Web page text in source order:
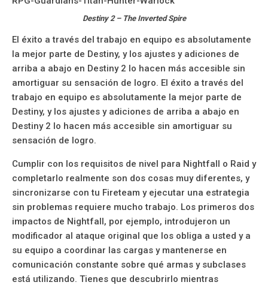
Destiny 2 – The Inverted Spire
El éxito a través del trabajo en equipo es absolutamente
la mejor parte de Destiny, y los ajustes y adiciones de
arriba a abajo en Destiny 2 lo hacen más accesible sin
amortiguar su sensación de logro. El éxito a través del
trabajo en equipo es absolutamente la mejor parte de
Destiny, y los ajustes y adiciones de arriba a abajo en
Destiny 2 lo hacen más accesible sin amortiguar su
sensación de logro.
Cumplir con los requisitos de nivel para Nightfall o Raid y
completarlo realmente son dos cosas muy diferentes, y
sincronizarse con tu Fireteam y ejecutar una estrategia
sin problemas requiere mucho trabajo. Los primeros dos
impactos de Nightfall, por ejemplo, introdujeron un
modificador al ataque original que los obliga a usted y a
su equipo a coordinar las cargas y mantenerse en
comunicación constante sobre qué armas y subclases
está utilizando. Tienes que descubrirlo mientras